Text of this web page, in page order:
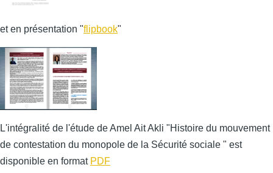
et en présentation "flipbook"
L'intégralité de l'étude de Amel Ait Akli "Histoire du mouvement
de contestation du monopole de la Sécurité sociale " est
disponible en format PDF